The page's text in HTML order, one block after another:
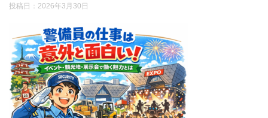
投稿日： 2026年3月30日